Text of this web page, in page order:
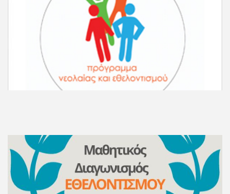
Περισσότερες Πληροφορίες
Περισσότερες πληροφορίες